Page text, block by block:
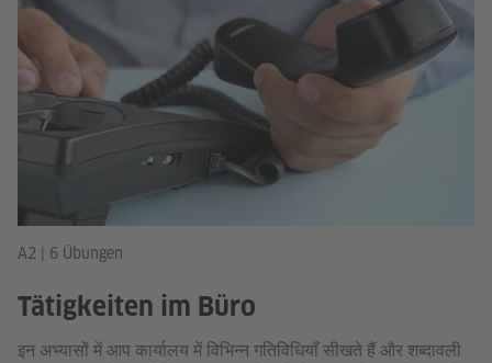
A2 | 6 Übungen
Tätigkeiten im Büro
इन अभ्यासों में आप कार्यालय में विभिन्न गतिविधियाँ सीखते हैं और शब्दावली